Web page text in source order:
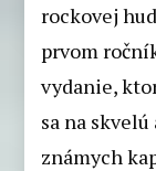
rockovej
prvom
vydanie,
sa na
známych